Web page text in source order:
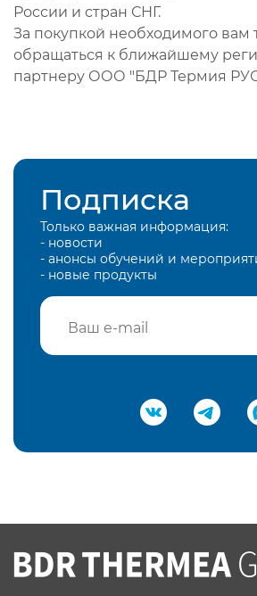
России и стран СНГ.
За покупкой необходимого вам
обращаться к ближайшему
партнеру ООО "БДР Термия
Подписка
Только важная информация:
- новости
- анонсы обучений и
- новые продукты
Подтвердить e-mail
Вы соглашаетесь с нашей
конфеденциальности